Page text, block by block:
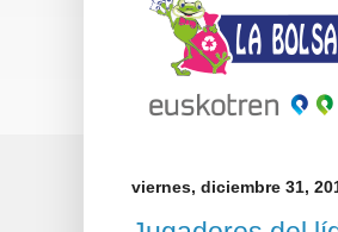
viernes, diciembre 31,